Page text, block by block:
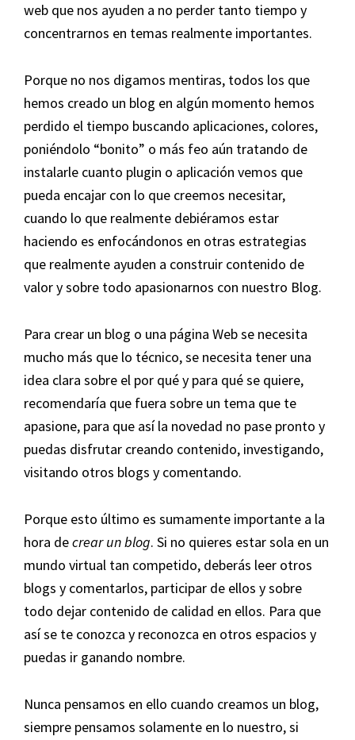
web que nos ayuden a no perder tanto tiempo y
concentrarnos en temas realmente importantes.
Porque no nos digamos mentiras, todos los que
hemos creado un blog en algún momento hemos
perdido el tiempo buscando aplicaciones, colores,
poniéndolo “bonito” o más feo aún tratando de
instalarle cuanto plugin o aplicación vemos que
pueda encajar con lo que creemos necesitar,
cuando lo que realmente debiéramos estar
haciendo es enfocándonos en otras estrategias
que realmente ayuden a construir contenido de
valor y sobre todo apasionarnos con nuestro Blog.
Para crear un blog o una página Web se necesita
mucho más que lo técnico, se necesita tener una
idea clara sobre el por qué y para qué se quiere,
recomendaría que fuera sobre un tema que te
apasione, para que así la novedad no pase pronto y
puedas disfrutar creando contenido, investigando,
visitando otros blogs y comentando.
Porque esto último es sumamente importante a la
hora decrear un blog. Si no quieres estar sola en un
mundo virtual tan competido, deberás leer otros
blogs y comentarlos, participar de ellos y sobre
todo dejar contenido de calidad en ellos. Para que
así se te conozca y reconozca en otros espacios y
puedas ir ganando nombre.
Nunca pensamos en ello cuando creamos un blog,
siempre pensamos solamente en lo nuestro, si